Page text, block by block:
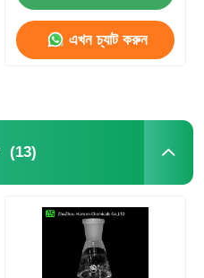
এখন চ্যাট করুন
(13)